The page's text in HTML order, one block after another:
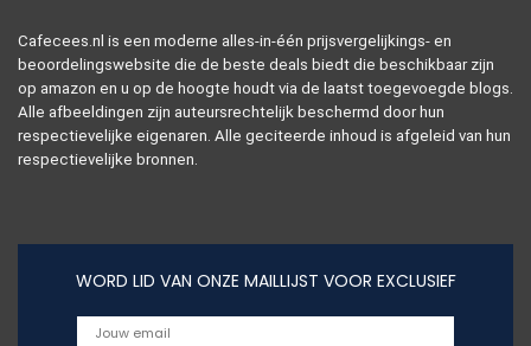
Cafecees.nl is een moderne alles-in-één prijsvergelijkings- en
beoordelingswebsite die de beste deals biedt die beschikbaar zijn
op amazon en u op de hoogte houdt via de laatst toegevoegde blogs.
Alle afbeeldingen zijn auteursrechtelijk beschermd door hun
respectievelijke eigenaren. Alle geciteerde inhoud is afgeleid van hun
respectievelijke bronnen.
WORD LID VAN ONZE MAILLIJST VOOR EXCLUSIEF